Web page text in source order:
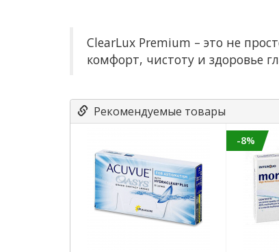
ClearLux Premium – это не
комфорт, чистоту и здоровье
Рекомендуемые товары
-8%